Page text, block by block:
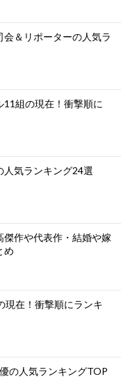
＆リポーターの人気ラ
組の現在！衝撃順に
人気ランキング24選
作や代表作・結婚や嫁
め
現在！衝撃順にランキ
の人気ランキングTOP